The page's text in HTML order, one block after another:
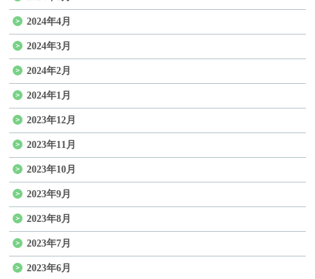
2024年4月
2024年3月
2024年2月
2024年1月
2023年12月
2023年11月
2023年10月
2023年9月
2023年8月
2023年7月
2023年6月